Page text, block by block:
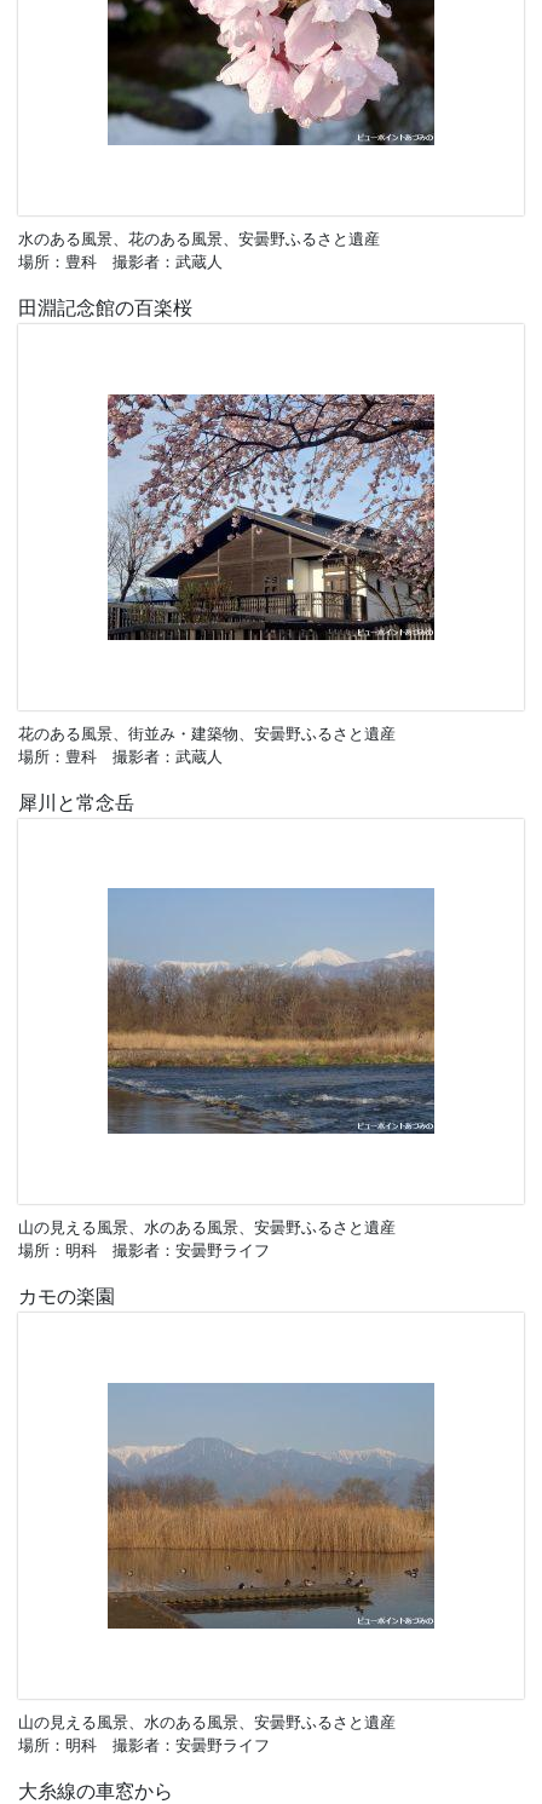
水のある風景、花のある風景、安曇野ふるさと遺産
場所：豊科 撮影者：武蔵人
田淵記念館の百楽桜
花のある風景、街並み・建築物、安曇野ふるさと遺産
場所：豊科 撮影者：武蔵人
犀川と常念岳
山の見える風景、水のある風景、安曇野ふるさと遺産
場所：明科 撮影者：安曇野ライフ
カモの楽園
山の見える風景、水のある風景、安曇野ふるさと遺産
場所：明科 撮影者：安曇野ライフ
大糸線の車窓から